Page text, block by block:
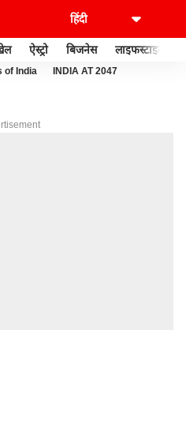
ऐस्ट्रो बिजनेस लाइफस्टाइल
of India INDIA AT 2047